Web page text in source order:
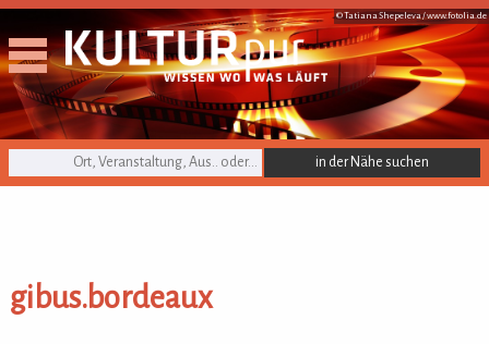
© Tatiana Shepeleva /www.fotolia.de
KULTURpur Suche
gibus.bordeaux